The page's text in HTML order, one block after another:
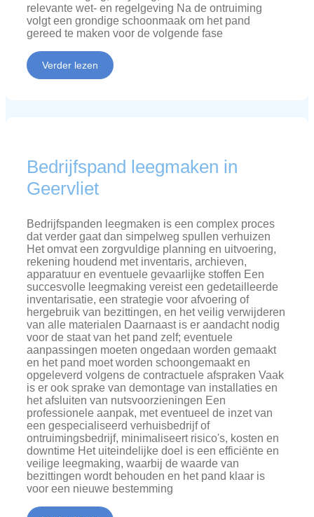
relevante wet- en regelgeving Na de ontruiming
volgt een grondige schoonmaak om het pand
gereed te maken voor de volgende fase
Verder lezen
Bedrijfspand leegmaken in
Geervliet
Bedrijfspanden leegmaken is een complex proces
dat verder gaat dan simpelweg spullen verhuizen
Het omvat een zorgvuldige planning en uitvoering,
rekening houdend met inventaris, archieven,
apparatuur en eventuele gevaarlijke stoffen Een
succesvolle leegmaking vereist een gedetailleerde
inventarisatie, een strategie voor afvoering of
hergebruik van bezittingen, en het veilig verwijderen
van alle materialen Daarnaast is er aandacht nodig
voor de staat van het pand zelf; eventuele
aanpassingen moeten ongedaan worden gemaakt
en het pand moet worden schoongemaakt en
opgeleverd volgens de contractuele afspraken Vaak
is er ook sprake van demontage van installaties en
het afsluiten van nutsvoorzieningen Een
professionele aanpak, met eventueel de inzet van
een gespecialiseerd verhuisbedrijf of
ontruimingsbedrijf, minimaliseert risico's, kosten en
downtime Het uiteindelijke doel is een efficiënte en
veilige leegmaking, waarbij de waarde van
bezittingen wordt behouden en het pand klaar is
voor een nieuwe bestemming